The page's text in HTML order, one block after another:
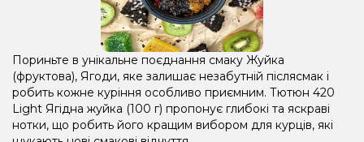
Пориньте в унікальне поєднання смаку Жуйка
(фруктова), Ягоди, яке залишає незабутній післясмак і
робить кожне куріння особливо приємним. Тютюн 420
Light Ягідна жуйка (100 г) пропонує глибокі та яскраві
нотки, що робить його кращим вибором для курців, які